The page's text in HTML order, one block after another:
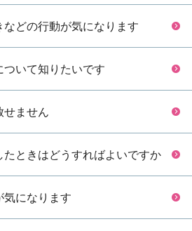
どの行動が気になります
ついて知りたいです
せません
ときはどうすればよいですか
気になります